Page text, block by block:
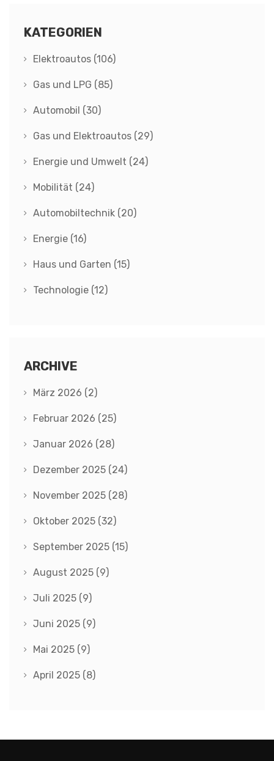
KATEGORIEN
Elektroautos (106)
Gas und LPG (85)
Automobil (30)
Gas und Elektroautos (29)
Energie und Umwelt (24)
Mobilität (24)
Automobiltechnik (20)
Energie (16)
Haus und Garten (15)
Technologie (12)
ARCHIVE
März 2026 (2)
Februar 2026 (25)
Januar 2026 (28)
Dezember 2025 (24)
November 2025 (28)
Oktober 2025 (32)
September 2025 (15)
August 2025 (9)
Juli 2025 (9)
Juni 2025 (9)
Mai 2025 (9)
April 2025 (8)